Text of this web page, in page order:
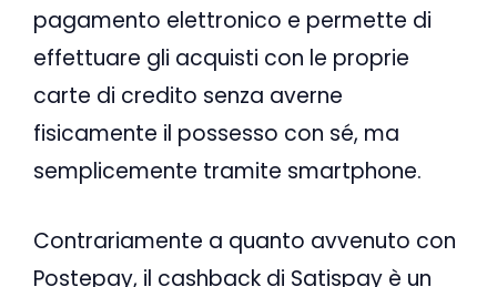
pagamento elettronico e permette di
effettuare gli acquisti con le proprie
carte di credito senza averne
fisicamente il possesso con sé, ma
semplicemente tramite smartphone.
Contrariamente a quanto avvenuto con
Postepay, il cashback di Satispay è un